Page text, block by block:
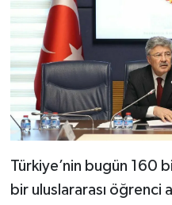
Türkiye’nin bugün 160
bir uluslararası öğrenci